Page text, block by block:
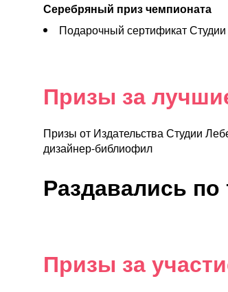
Серебряный приз чемпионата
Подарочный сертификат
Призы за
Призы от Издательства Студии
дизайнер-библиофил
Раздавались
Призы за